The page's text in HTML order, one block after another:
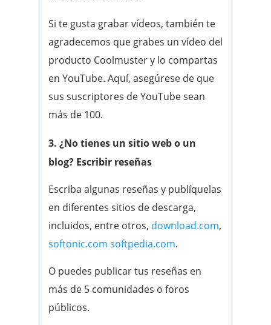
Si te gusta grabar vídeos, también te
agradecemos que grabes un vídeo del
producto Coolmuster y lo compartas
en YouTube. Aquí, asegúrese de que
sus suscriptores de YouTube sean
más de 100.
3. ¿No tienes un sitio web o un
blog? Escribir reseñas
Escriba algunas reseñas y publíquelas
en diferentes sitios de descarga,
incluidos, entre otros, download.com,
softonic.com softpedia.com.
O puedes publicar tus reseñas en
más de 5 comunidades o foros
públicos.